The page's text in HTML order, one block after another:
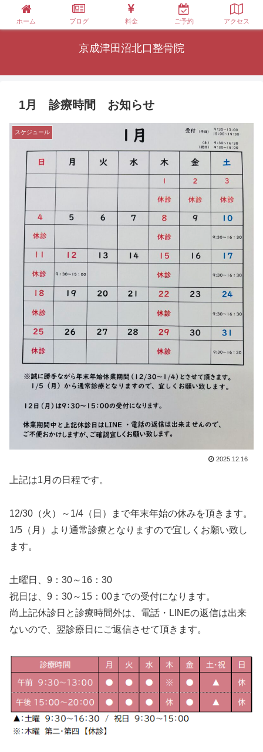
京成津田沼北口整骨院
1月 診療時間 お知らせ
スケジュール
2025.12.16
上記は1月の日程です。
12/30（火）～1/4（日）まで年末年始の休みを頂きます。
1/5（月）より通常診療となりますので宜しくお願い致し
ます。
土曜日、9：30～16：30
祝日は、9：30～15：00までの受付になります。
尚上記休診日と診療時間外は、電話・LINEの返信は出来
ないので、翌診療日にご返信させて頂きます。
ホーム ブログ 料金 ご予約 アクセス